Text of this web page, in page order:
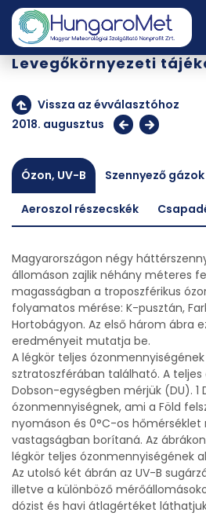
Levegőkörnyezeti
Vissza az évválasztóhoz
2018. augusztus
Ózon, UV-B Szennyező gázok
Aeroszol részecskék
Magyarországon négy
állomáson zajlik néhány méteres
magasságban a troposzférikus
folyamatos mérése: K-pusztán,
Hortobágyon. Az első három ábra
eredményeit mutatja be.
A légkör teljes
sztratoszférában található. A
Dobson-egységben mérjük (DU). 1
ózonmennyiségnek, ami a Föld
nyomáson és 0°C-os hőmérséklet
vastagságban borítaná. Az
légkör teljes ózonmennyiségének
Az utolsó két ábrán az UV-B
illetve a különböző
dózist és havi átlagértéket